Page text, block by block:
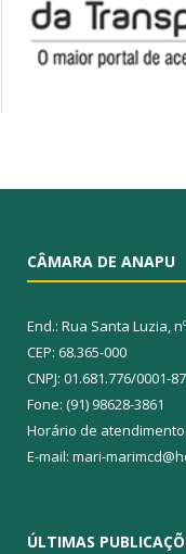
CÂMARA DE ANAPU
End.: Rua Santa Luzia,
CEP: 68.365-000
CNPJ: 01.681.776/0001-87
Fone: (91) 98628-3861
Horário de
E-mail: mari-
ÚLTIMAS